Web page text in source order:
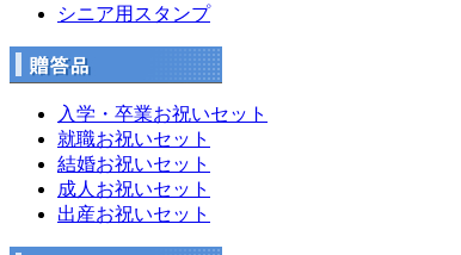
シニア用スタンプ
入学・卒業お祝いセット
就職お祝いセット
結婚お祝いセット
成人お祝いセット
出産お祝いセット